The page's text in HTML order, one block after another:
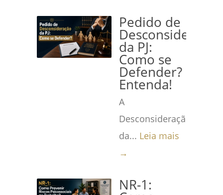
Pedido de
Desconsideração
da PJ:
Como se
Defender?
Entenda!
A
Desconsideração
da... Leia mais
→
NR-1: